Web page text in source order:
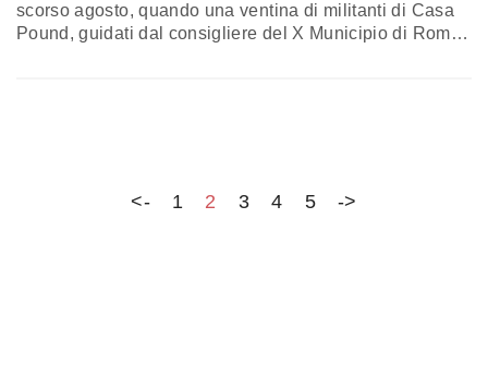
scorso agosto, quando una ventina di militanti di Casa
Pound, guidati dal consigliere del X Municipio di Roma,
<- 1 2 3 4 5 ->